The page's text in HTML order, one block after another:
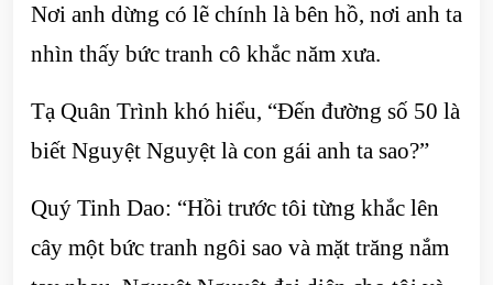
Nơi anh dừng có lẽ chính là bên hồ, nơi anh ta
nhìn thấy bức tranh cô khắc năm xưa.
Tạ Quân Trình khó hiểu, “Đến đường số 50 là
biết Nguyệt Nguyệt là con gái anh ta sao?”
Quý Tinh Dao: “Hồi trước tôi từng khắc lên
cây một bức tranh ngôi sao và mặt trăng nắm